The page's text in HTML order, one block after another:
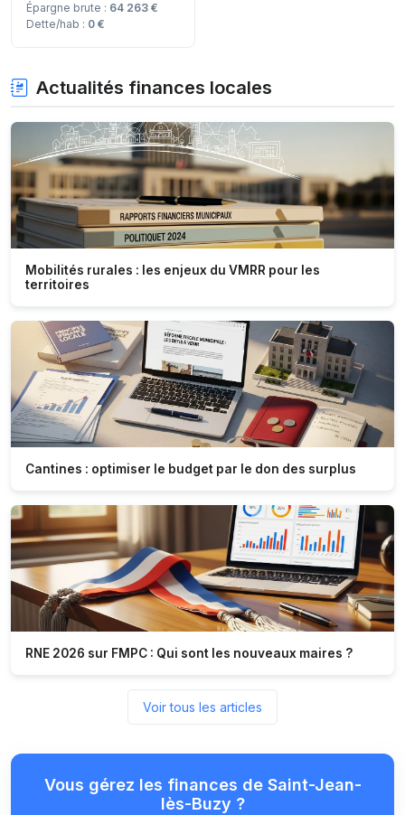
Épargne brute : 64 263 €
Dette/hab : 0 €
Actualités finances locales
Mobilités rurales : les enjeux du VMRR pour les
territoires
Cantines : optimiser le budget par le don des surplus
RNE 2026 sur FMPC : Qui sont les nouveaux maires ?
Voir tous les articles
Vous gérez les finances de Saint-Jean-
lès-Buzy ?